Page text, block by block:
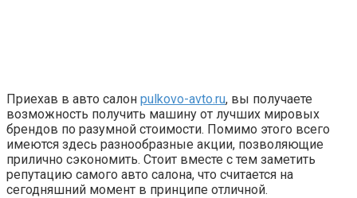
Приехав в авто салон pulkovo-avto.ru, вы получаете
возможность получить машину от лучших мировых
брендов по разумной стоимости. Помимо этого всего
имеются здесь разнообразные акции, позволяющие
прилично сэкономить. Стоит вместе с тем заметить
репутацию самого авто салона, что считается на
сегодняшний момент в принципе отличной.